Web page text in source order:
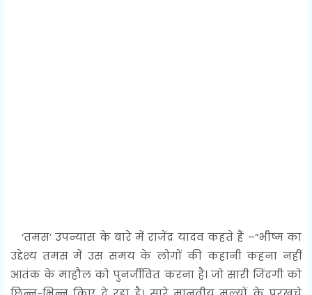
‘तमस’ उपन्यास के बारे में राजेंद्र यादव कहते हैं –“भीष्म का
उद्देश्य तमस में उस समय के लोगों की कहानी कहना नहीं
आतंक के माहौल को पुनर्जीवित करना है। जो सारी जिंदगी को